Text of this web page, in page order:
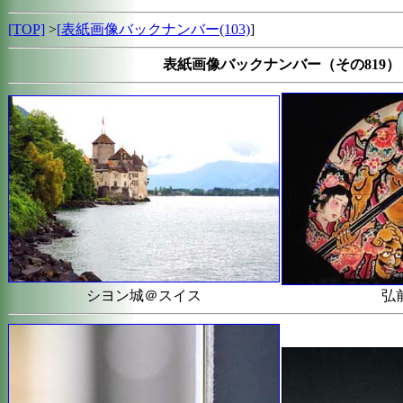
[TOP] >[表紙画像バックナンバー(103)]
表紙画像バックナンバー（その819）
シヨン城＠スイス 弘